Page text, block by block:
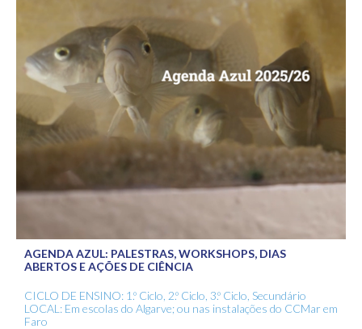
AGENDA AZUL: PALESTRAS, WORKSHOPS, DIAS
ABERTOS E AÇÕES DE CIÊNCIA
CICLO DE ENSINO: 1.º Ciclo, 2.º Ciclo, 3.º Ciclo, Secundário
LOCAL: Em escolas do Algarve; ou nas instalações do CCMar em
Faro